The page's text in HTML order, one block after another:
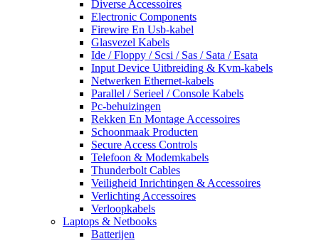
Diverse Accessoires
Electronic Components
Firewire En Usb-kabel
Glasvezel Kabels
Ide / Floppy / Scsi / Sas / Sata / Esata
Input Device Uitbreiding & Kvm-kabels
Netwerken Ethernet-kabels
Parallel / Serieel / Console Kabels
Pc-behuizingen
Rekken En Montage Accessoires
Schoonmaak Producten
Secure Access Controls
Telefoon & Modemkabels
Thunderbolt Cables
Veiligheid Inrichtingen & Accessoires
Verlichting Accessoires
Verloopkabels
Laptops & Netbooks
Batterijen